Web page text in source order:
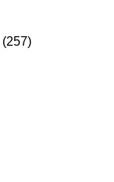
(257)